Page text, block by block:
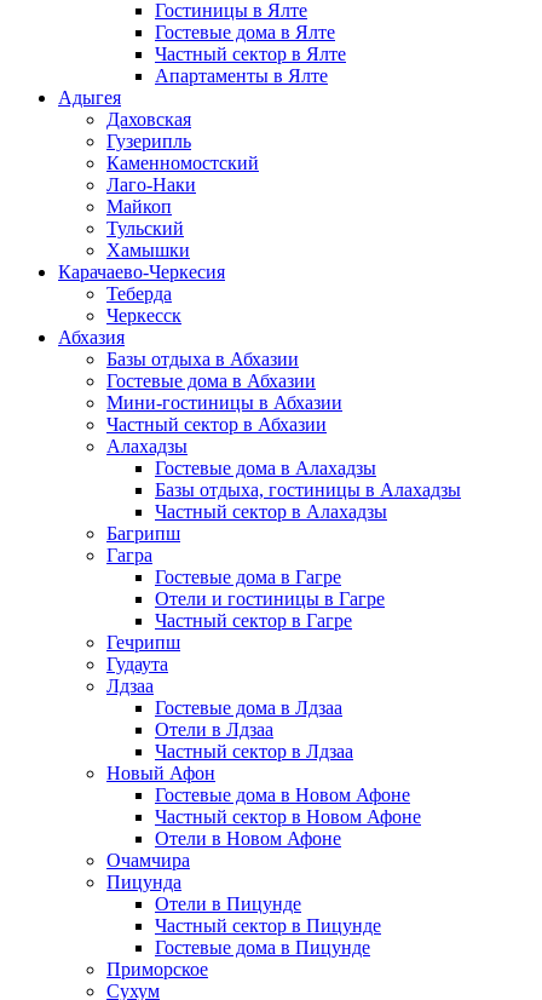
Гостиницы в Ялте
Гостевые дома в Ялте
Частный сектор в Ялте
Апартаменты в Ялте
Адыгея
Даховская
Гузерипль
Каменномостский
Лаго-Наки
Майкоп
Тульский
Хамышки
Карачаево-Черкесия
Теберда
Черкесск
Абхазия
Базы отдыха в Абхазии
Гостевые дома в Абхазии
Мини-гостиницы в Абхазии
Частный сектор в Абхазии
Алахадзы
Гостевые дома в Алахадзы
Базы отдыха, гостиницы в Алахадзы
Частный сектор в Алахадзы
Багрипш
Гагра
Гостевые дома в Гагре
Отели и гостиницы в Гагре
Частный сектор в Гагре
Гечрипш
Гудаута
Лдзаа
Гостевые дома в Лдзаа
Отели в Лдзаа
Частный сектор в Лдзаа
Новый Афон
Гостевые дома в Новом Афоне
Частный сектор в Новом Афоне
Отели в Новом Афоне
Очамчира
Пицунда
Отели в Пицунде
Частный сектор в Пицунде
Гостевые дома в Пицунде
Приморское
Сухум